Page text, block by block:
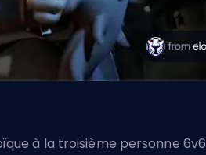
à la troisième personne 6v6